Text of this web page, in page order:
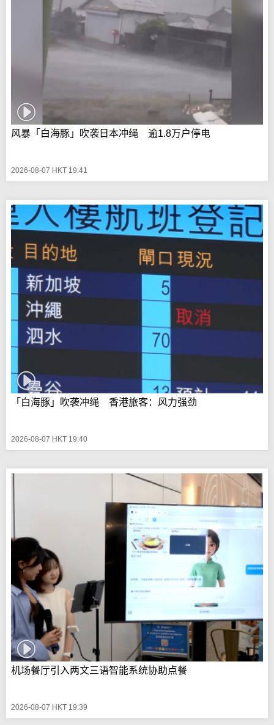
风暴「白海豚」吹袭日本冲绳 逾1.8万户停电
2026-08-07 HKT 19:41
「白海豚」吹袭冲绳 香港旅客：风力强劲
2026-08-07 HKT 19:40
机场餐厅引入两文三语智能系统协助点餐
2026-08-07 HKT 19:39